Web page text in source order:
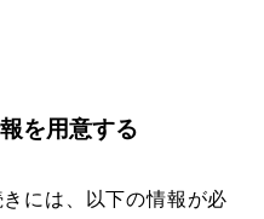
を用意する
には、以下の情報が必